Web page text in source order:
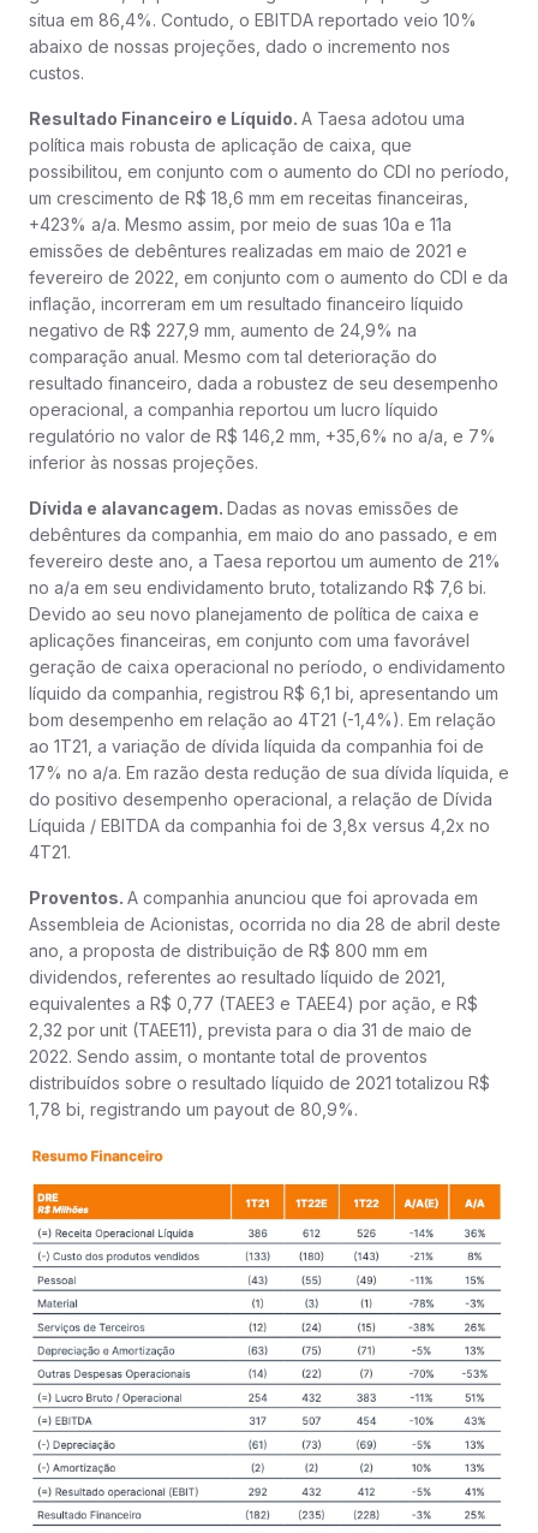
situa em 86,4%. Contudo, o EBITDA reportado veio 10%
abaixo de nossas projeções, dado o incremento nos
custos.
Resultado Financeiro e Líquido. A Taesa adotou uma
política mais robusta de aplicação de caixa, que
possibilitou, em conjunto com o aumento do CDI no período,
um crescimento de R$ 18,6 mm em receitas financeiras,
+423% a/a. Mesmo assim, por meio de suas 10a e 11a
emissões de debêntures realizadas em maio de 2021 e
fevereiro de 2022, em conjunto com o aumento do CDI e da
inflação, incorreram em um resultado financeiro líquido
negativo de R$ 227,9 mm, aumento de 24,9% na
comparação anual. Mesmo com tal deterioração do
resultado financeiro, dada a robustez de seu desempenho
operacional, a companhia reportou um lucro líquido
regulatório no valor de R$ 146,2 mm, +35,6% no a/a, e 7%
inferior às nossas projeções.
Dívida e alavancagem. Dadas as novas emissões de
debêntures da companhia, em maio do ano passado, e em
fevereiro deste ano, a Taesa reportou um aumento de 21%
no a/a em seu endividamento bruto, totalizando R$ 7,6 bi.
Devido ao seu novo planejamento de política de caixa e
aplicações financeiras, em conjunto com uma favorável
geração de caixa operacional no período, o endividamento
líquido da companhia, registrou R$ 6,1 bi, apresentando um
bom desempenho em relação ao 4T21 (-1,4%). Em relação
ao 1T21, a variação de dívida líquida da companhia foi de
17% no a/a. Em razão desta redução de sua dívida líquida, e
do positivo desempenho operacional, a relação de Dívida
Líquida / EBITDA da companhia foi de 3,8x versus 4,2x no
4T21.
Proventos. A companhia anunciou que foi aprovada em
Assembleia de Acionistas, ocorrida no dia 28 de abril deste
ano, a proposta de distribuição de R$ 800 mm em
dividendos, referentes ao resultado líquido de 2021,
equivalentes a R$ 0,77 (TAEE3 e TAEE4) por ação, e R$
2,32 por unit (TAEE11), prevista para o dia 31 de maio de
2022. Sendo assim, o montante total de proventos
distribuídos sobre o resultado líquido de 2021 totalizou R$
1,78 bi, registrando um payout de 80,9%.